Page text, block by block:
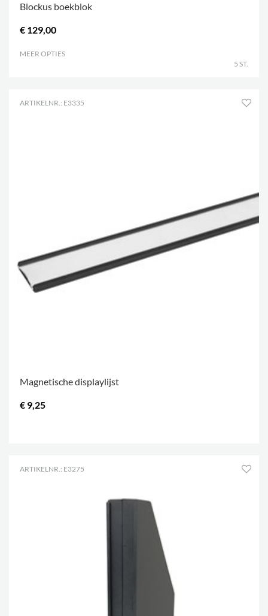
Blockus boekblok
€ 129,00
MEER OPTIES
5 ST.
ARTIKELNR.: E3335
Magnetische displaylijst
€ 9,25
ARTIKELNR.: E3275